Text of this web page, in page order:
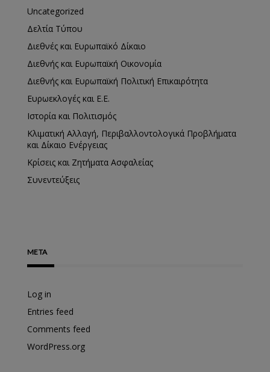
Uncategorized
Δελτία Τύπου
Διεθνές και Ευρωπαϊκό Δίκαιο
Διεθνής και Ευρωπαϊκή Οικονομία
Διεθνής και Ευρωπαϊκή Πολιτική Επικαιρότητα
Ευρωεκλογές και Ε.Ε.
Ιστορία και Πολιτισμός
Κλιματική Αλλαγή, Περιβαλλοντολογικά Προβλήματα
και Δίκαιο Ενέργειας
Κρίσεις και Ζητήματα Ασφαλείας
Συνεντεύξεις
META
Log in
Entries feed
Comments feed
WordPress.org